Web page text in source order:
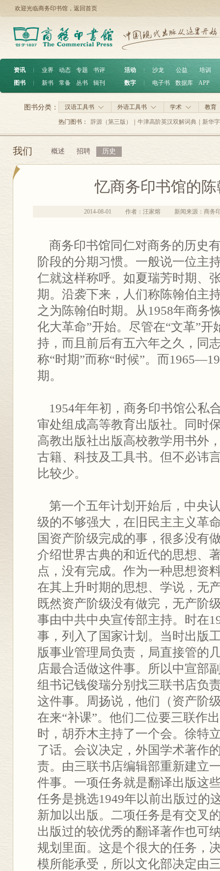
欢迎光临商务印书馆， 返回首页
资讯 ︱ 业界 动态 专题
书评
图书
︱ 新书 常备 丛书 辑刊
活动 沙龙 公益
培训
数字
电子书 数据库 APP
汉语工具书 外语工具书 学术 教育
图书分类：
热门图书： 辞源（第三版） 牛津高阶英汉双解词典 新华
我们 概述 招聘 历史
忆商务印书馆的
2014-08-01 作者：汪家熔 新闻来源：商务
商务印书馆同仁对商务的历史
阶段的分期习惯。一般说一位主
仁就这样称呼。如夏瑞芳时期、
期。沿袭下来，人们称陈翰伯主
之为陈翰伯时期。从1958年商务
化大革命”开始。尽管在“文革”开
持，而且前后有五六年之久，同
称“时期”而称“时候”。而
期。
1954年年初，商务印书馆公私
审处组成高等教育出版社。同时
高教出版社出版高校教学用书外
古籍、科技及工具书。但不必讳
比较少。
第一个五年计划开始后，中央
级的不够强大，在旧民主主义革
国资产阶级完成的事，很多没有
介绍世界古典的和近代的思想、
点，没有完成。作为一种思想资
在其上升时期的思想、学说，无
既然资产阶级没有做完，无产阶
事由中共中央宣传部主持。时在
事，列入了国家计划。当时出版
版事业管理局负责，局直接管的
店最合适做这件事。所以中宣部
组书记钱俊瑞分别找三联书店负
这件事。周扬说，他们（资产阶
在来“补课”。他们二位要三联作
时，胡乔木主持了一个会。徐特
了话。会议决定，外国学术著作
责。由三联书店编辑部重新建立
件事。一项任务就是翻译出版这
任务是挑选1949年以前出版过的
新加以出版。二项任务是有交叉
出版过的较优秀的翻译著作也可
规划里面。这是个很大的任务，
模所能承受，所以文化部决定由